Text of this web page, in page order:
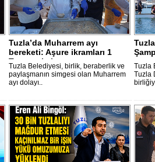
Tuzla’da Muharrem ayı
bereketi: Aşure ikramları 1
Temmuz’a k..
Tuzla Belediyesi, birlik, beraberlik ve
paylaşmanın simgesi olan Muharrem
ayı dolayı..
Tuzla
Tuzla